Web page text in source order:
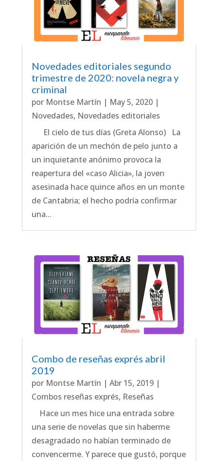
Novedades editoriales segundo
trimestre de 2020: novela negra y
criminal
por Montse Martín | May 5, 2020|
Novedades, Novedades editoriales
El cielo de tus días (Greta Alonso) La
aparición de un mechón de pelo junto a
un inquietante anónimo provoca la
reapertura del «caso Alicia», la joven
asesinada hace quince años en un monte
de Cantabria; el hecho podría confirmar
una...
Combo de reseñas exprés abril
2019
por Montse Martín | Abr 15, 2019|
Combos reseñas exprés, Reseñas
Hace un mes hice una entrada sobre
una serie de novelas que sin haberme
desagradado no habían terminado de
convencerme. Y parece que gustó, porque